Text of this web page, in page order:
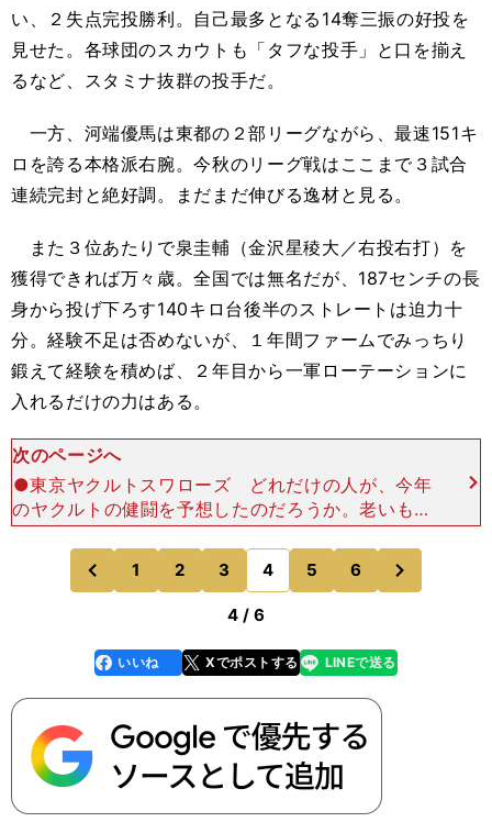
い、２失点完投勝利。自己最多となる 14奪三振の好投を
見せた。各球団のスカウトも「タフな投手」と口を揃え
るなど、スタミナ抜群の投手だ。
一方、河端優馬は東都の２部リーグながら、最速151キ
ロを誇る本格派右腕。今秋のリーグ戦はここまで３試合
連続完封と絶好調。まだまだ伸びる逸材と見る。
また３位あたりで泉圭輔（金沢星稜大／右投右打）を
獲得できれば万々歳。全国では無名だが、 187センチの長
身から投げ下ろす140キロ台後半のストレートは迫力十
分。経験不足は否めないが、１年間ファームでみっちり
鍛えて経験を積めば、２年目から一軍ローテーションに
入れるだけの力はある。
次のページへ
●東京ヤクルトスワローズ どれだけの人が、今年
のヤクルトの健闘を予想したのだろうか。老いも若
きも持てる力を発揮し、とりわけベテランたちの奮
闘には心から拍手を送りたい。 野手は青木宣親
（36歳）、畠
前
のページへ
1 2 3 4 5 6
のページへ
4 / 6
faceboo
k
いいね Xでポストする
line LINEで送る